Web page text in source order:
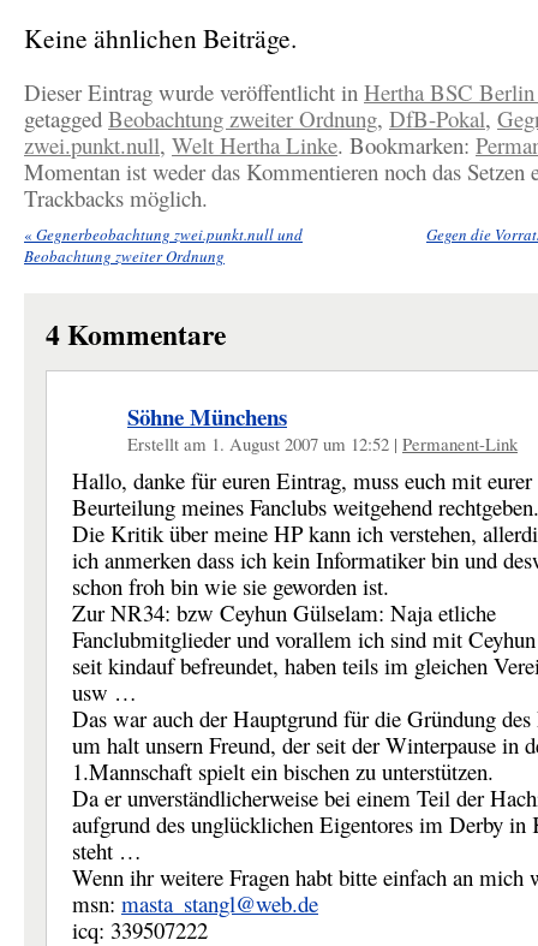
Keine ähnlichen Beiträge.
Dieser Eintrag wurde veröffentlicht in Hertha BSC
getagged Beobachtung zweiter Ordnung, DfB-Pokal,
zwei.punkt.null, Welt Hertha Linke. Bookmarken:
Momentan ist weder das Kommentieren noch das Setzen
Trackbacks möglich.
« Gegnerbeobachtung zwei.punkt.null und
Beobachtung zweiter Ordnung
Gegen die
4Kommentare
Söhne Münchens
Erstellt am 1. August 2007 um 12:52 | Permanent-Link
Hallo, danke für euren Eintrag, muss euch mit eurer
Beurteilung meines Fanclubs weitgehend rechtgeben.
Die Kritik über meine HP kann ich verstehen,
ich anmerken dass ich kein Informatiker bin und
schon froh bin wie sie geworden ist.
Zur NR34: bzw Ceyhun Gülselam: Naja etliche
Fanclubmitglieder und vorallem ich sind mit
seit kindauf befreundet, haben teils im gleichen
usw …
Das war auch der Hauptgrund für die Gründung des
um halt unsern Freund, der seit der Winterpause in
1.Mannschaft spielt ein bischen zu unterstützen.
Da er unverständlicherweise bei einem Teil der
aufgrund des unglücklichen Eigentores im Derby
steht …
Wenn ihr weitere Fragen habt bitte einfach an
msn: masta_stangl@web.de
icq: 339507222